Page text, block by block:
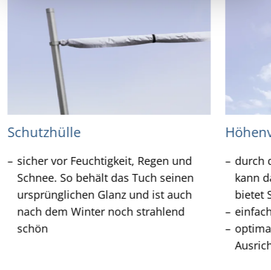
Schutzhülle
sicher vor Feuchtigkeit, Regen und
Schnee. So behält das Tuch seinen
ursprünglichen Glanz und ist auch
nach dem Winter noch strahlend
schön
durch
kann
bietet